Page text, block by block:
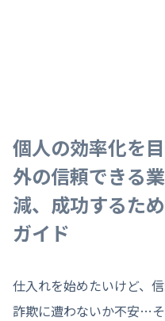
個人の効率化を
外の信頼できる
減、成功するた
ガイド
仕入れを始めたいけど、
詐欺に遭わないか不安…